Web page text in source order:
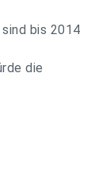
bis 2014
die